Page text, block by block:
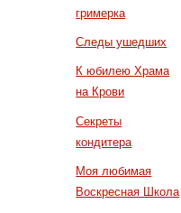
гримерка
Следы ушедших
К юбилею Храма
на Крови
Секреты
кондитера
Моя любимая
Воскресная Школа